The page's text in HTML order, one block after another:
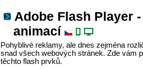
Adobe Flash Player
animací
Pohyblivé reklamy, ale dnes zejména
snad všech webových stránek. Zde vám
těchto flash prvků.